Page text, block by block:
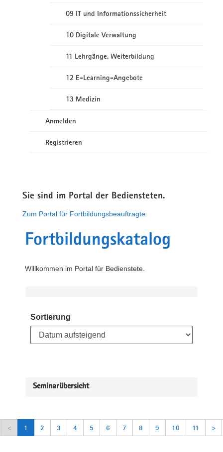
09 IT und Informationssicherheit
10 Digitale Verwaltung
11 Lehrgänge, Weiterbildung
12 E-Learning-Angebote
13 Medizin
Anmelden
Registrieren
Sie sind im Portal der Bediensteten.
Zum Portal für Fortbildungsbeauftragte
Fortbildungskatalog
Willkommen im Portal für Bedienstete.
Sortierung
Seminarübersicht
< 1 2 3 4 5 6 7 8 9 10 11 >